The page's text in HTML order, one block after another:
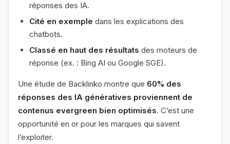
réponses des IA.
Cité en exemple dans les explications des
chatbots.
Classé en haut des résultats des moteurs de
réponse (ex. : Bing AI ou Google SGE).
Une étude de Backlinko montre que 60% des
réponses des IA génératives proviennent de
contenus evergreen bien optimisés. C’est une
opportunité en or pour les marques qui savent
l’exploiter.